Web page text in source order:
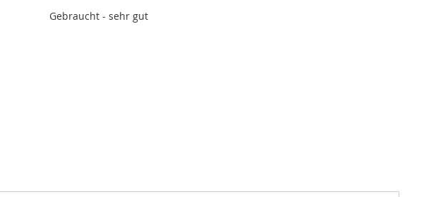
Gebraucht - sehr gut